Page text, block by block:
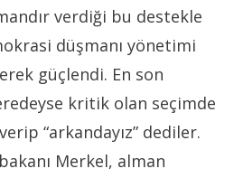
verdiği bu destekle
düşmanı yönetimi
güçlendi. En son
kritik olan seçimde
“arkandayız” dediler.
Merkel, alman